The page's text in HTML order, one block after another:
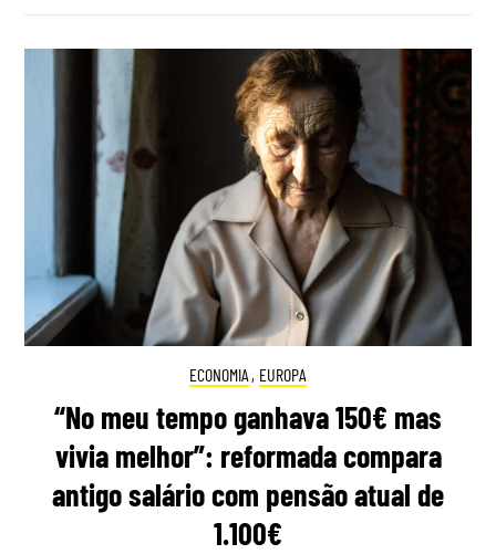
ECONOMIA , EUROPA
“No meu tempo ganhava 150€ mas
vivia melhor”: reformada compara
antigo salário com pensão atual de
1.100€